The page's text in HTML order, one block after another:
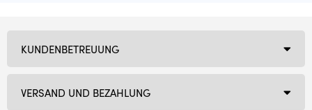
KUNDENBETREUUNG
VERSAND UND BEZAHLUNG